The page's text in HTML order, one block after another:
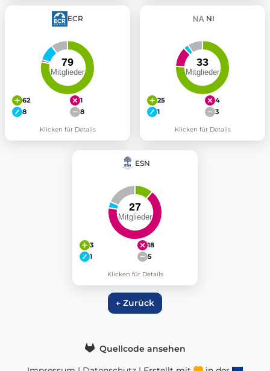
ECR
62
1
8
8
Klicken für Details
NI
25
4
1
3
Klicken für Details
ESN
3
18
1
5
Klicken für Details
← Zurück
Quellcode ansehen